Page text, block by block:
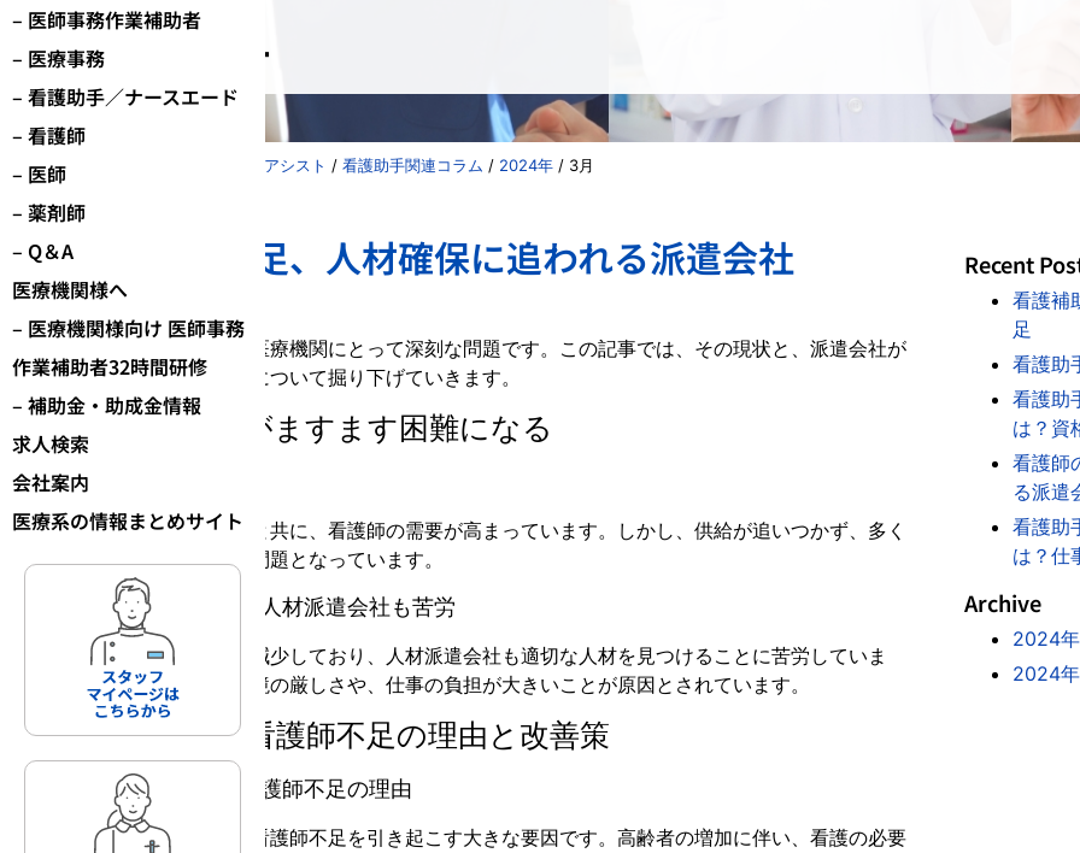
– 医師事務作業補助者
– 医療事務
– 看護助手／ナースエード
– 看護師
– 医師
– 薬剤師
– Q＆A
医療機関様へ
– 医療機関様向け 医師事務
作業補助者32時間研修
– 補助金・助成金情報
求人検索
会社案内
医療系の情報まとめサイト
3月 2024
株式会社パーソナルアシスト / 看護助手関連コラム / 2024年 / 3月
看護師の人材不足、人材確保に追われる派遣会社
看護師の人材不足は、多くの医療機関にとって深刻な問題です。この記事では、その現状と、派遣会社が
直面する看護人材確保の対策について掘り下げていきます。
医療従事者の採用がますます困難になる
看護師の人材不足が深刻化
日本では、高齢化社会の進行と共に、看護師の需要が高まっています。しかし、供給が追いつかず、多く
の医療機関で看護師の不足が問題となっています。
看護師求人への応募がなく人材派遣会社も苦労
看護師の求人に対する応募が減少しており、人材派遣会社も適切な人材を見つけることに苦労していま
す。これは、看護師の職場環境の厳しさや、仕事の負担が大きいことが原因とされています。
医療機関における看護師不足の理由と改善策
高齢者の増加がもたらす看護師不足の理由
日本の高齢者人口の増加は、看護師不足を引き起こす大きな要因です。高齢者の増加に伴い、看護の必要
Recent
看護補
足
看護助
看護助
は？資
看護師
る派遣
看護助
は？仕
Archive
2024
2024